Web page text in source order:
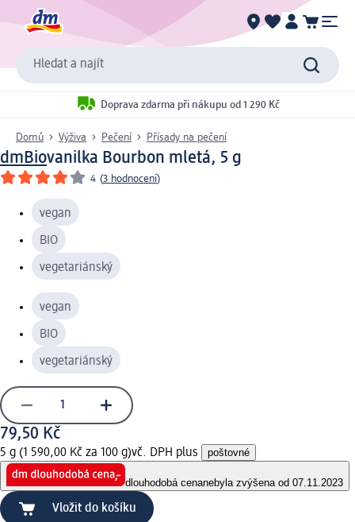
Hledat a najít
Doprava zdarma při nákupu od 1 290 Kč
Domů Výživa Pečení Přísady na pečení
dmBiovanilka Bourbon mletá, 5 g
4 (3 hodnocení)
vegan
BIO
vegetariánský
vegan
BIO
vegetariánský
79,50 Kč
5 g (1 590,00 Kč za 100 g)vč. DPH plus poštovné
dlouhodobá cenanebyla zvýšena od 07.11.2023
Vložit do košíku